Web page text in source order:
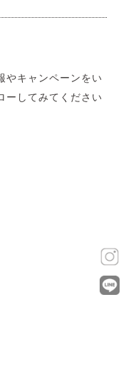
やキャンペーンをい
ーしてみてください